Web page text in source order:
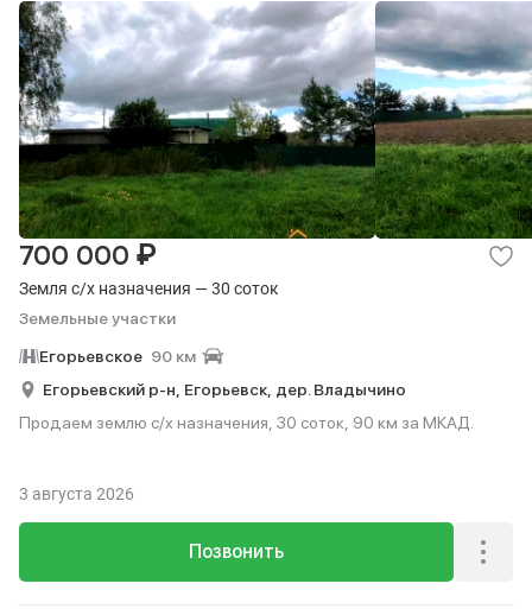
Земля с/х назначения — 30 соток
Земельные участки
700 000 ₽
Егорьевское 90 км
Егорьевский р-н, Егорьевск, дер. Владычино
Продаем землю с/х назначения, 30 соток, 90 км за МКАД.
Позвонить
3 августа 2026